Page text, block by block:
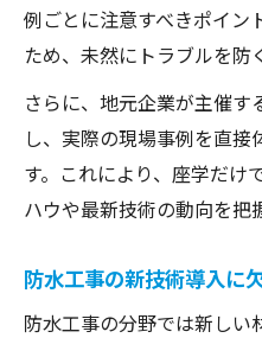
例ごとに注意すべきポイン
ため、未然にトラブルを防
さらに、地元企業が主催
し、実際の現場事例を直
す。これにより、座学だけ
ハウや最新技術の動向を把
防水工事の新技術導入に
防水工事の分野では新しい